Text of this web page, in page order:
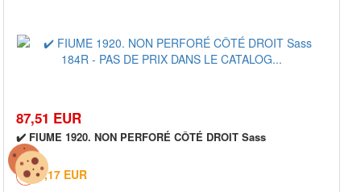
87,51 EUR
✔️ FIUME 1920. NON PERFORÉ CÔTÉ DROIT Sass
5,17 EUR